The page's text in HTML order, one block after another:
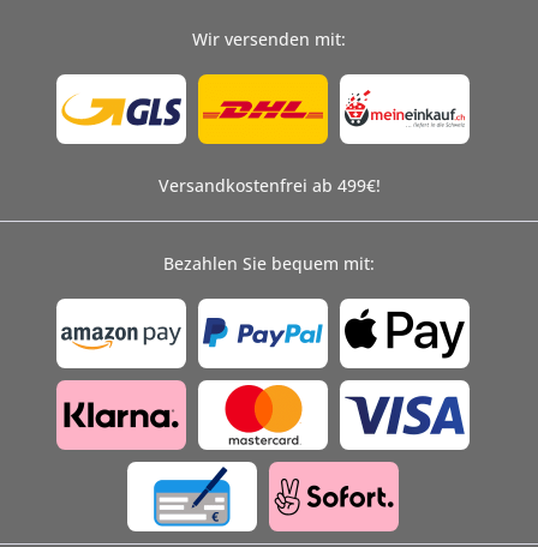
Wir versenden mit:
Versandkostenfrei ab 499€!
Bezahlen Sie bequem mit: